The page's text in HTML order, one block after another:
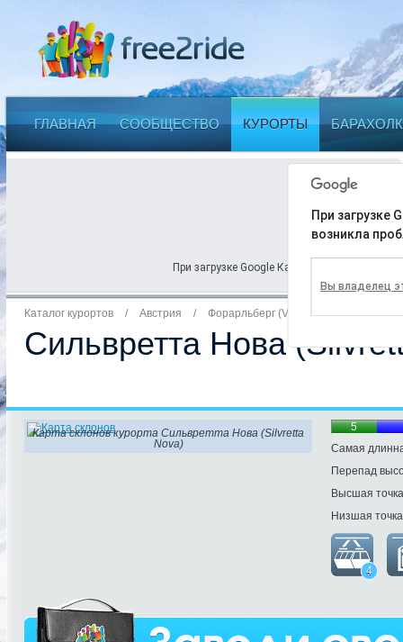
ГЛАВНАЯ СООБЩЕСТВО КУРОРТЫ
При загрузке Google Карт на этой
При загрузке
возникла
Вы владелец
Каталог курортов / Австрия / Форарльберг (Vorarlberg)
Сильвретта Нова
Карта склонов курорта Сильвретта Нова (Silvretta
Nova)
5
Самая
Перепад
Высшая точка
Низшая точка
4